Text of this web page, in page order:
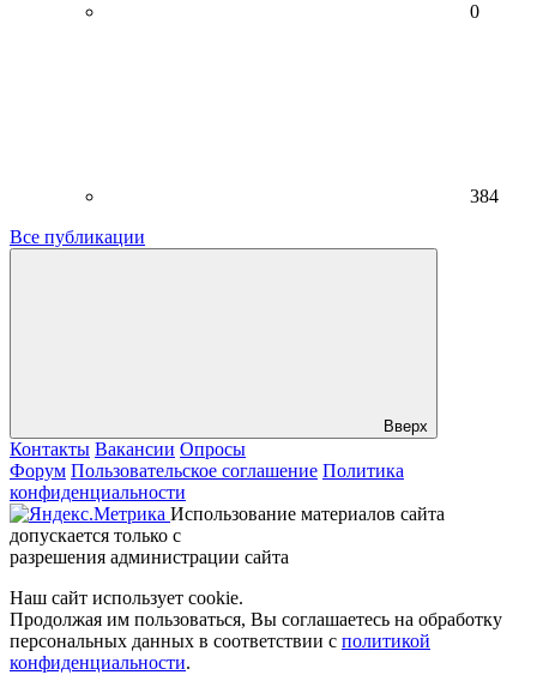
0
384
Все публикации
Вверх
Контакты Вакансии Опросы
Форум Пользовательское соглашение Политика
конфиденциальности
Использование материалов сайта
допускается только с
разрешения администрации сайта
Наш сайт использует cookie.
Продолжая им пользоваться, Вы соглашаетесь на обработку
персональных данных в соответствии с политикой
конфиденциальности.